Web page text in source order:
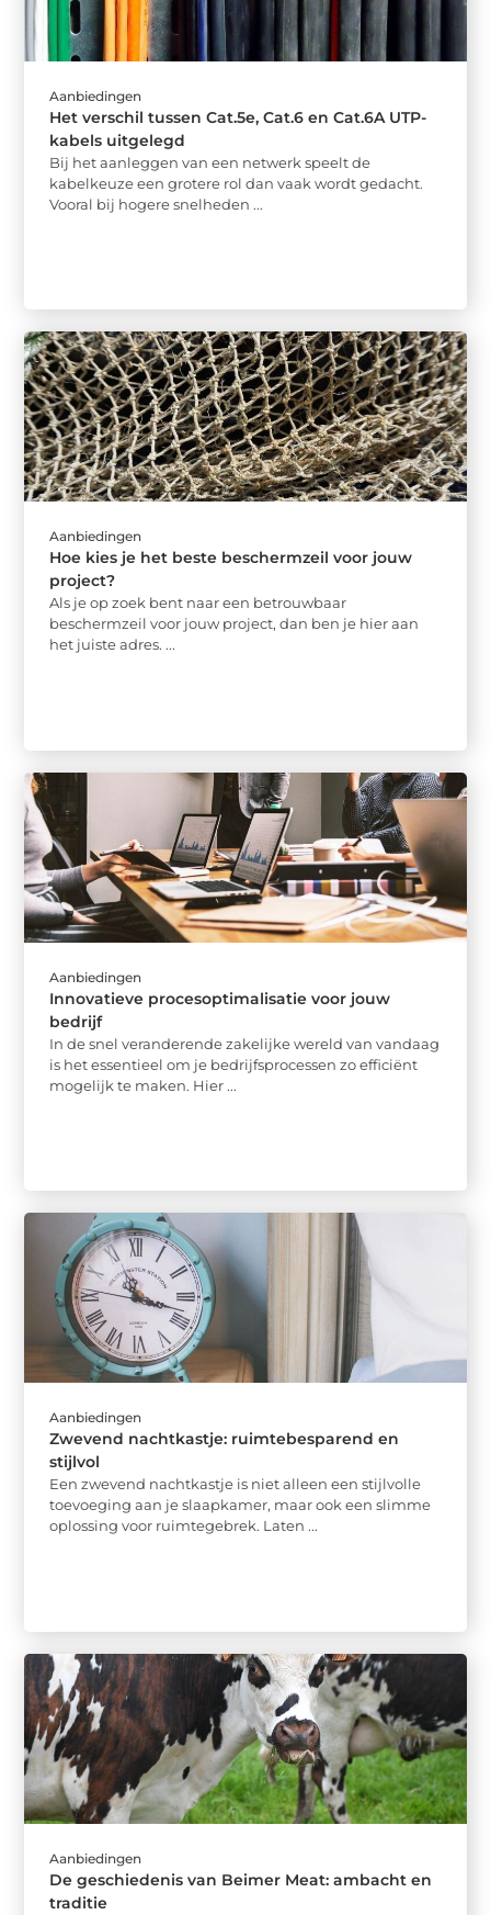
Aanbiedingen
Het verschil tussen Cat.5e, Cat.6 en Cat.6A UTP-
kabels uitgelegd
Bij het aanleggen van een netwerk speelt de
kabelkeuze een grotere rol dan vaak wordt gedacht.
Vooral bij hogere snelheden ...
Aanbiedingen
Hoe kies je het beste beschermzeil voor jouw
project?
Als je op zoek bent naar een betrouwbaar
beschermzeil voor jouw project, dan ben je hier aan
het juiste adres. ...
Aanbiedingen
Innovatieve procesoptimalisatie voor jouw
bedrijf
In de snel veranderende zakelijke wereld van vandaag
is het essentieel om je bedrijfsprocessen zo efficiënt
mogelijk te maken. Hier ...
Aanbiedingen
Zwevend nachtkastje: ruimtebesparend en
stijlvol
Een zwevend nachtkastje is niet alleen een stijlvolle
toevoeging aan je slaapkamer, maar ook een slimme
oplossing voor ruimtegebrek. Laten ...
Aanbiedingen
De geschiedenis van Beimer Meat: ambacht en
traditie